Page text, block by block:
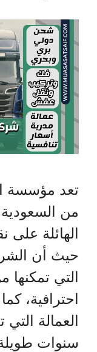
تعد
من السعودية
الهائلة على
حيث أن
التي
احترافية،
العمالة
سنوات